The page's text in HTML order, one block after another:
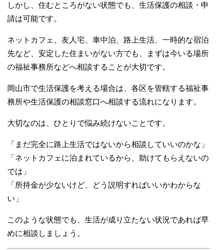
しかし、住むところがない状態でも、生活保護の相談・申
請は可能です。
ネットカフェ、友人宅、車中泊、路上生活、一時的な宿泊
先など、安定した住まいがない方でも、まずは今いる場所
の福祉事務所などへ相談することが大切です。
岡山市で生活保護を考える場合は、各区を管轄する福祉事
務所や生活保護の相談窓口へ相談する流れになります。
大切なのは、ひとりで悩み続けないことです。
「まだ完全に路上生活ではないから相談していいのかな」
「ネットカフェに泊まれているから、助けてもらえないの
では」
「所持金が少ないけど、どう説明すればいいかわからな
い」
このような状態でも、生活が成り立たない状況であれば早
めに相談しましょう。